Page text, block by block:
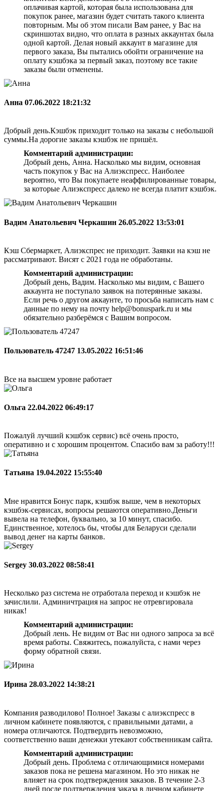
оплачивая картой, которая была использована для
покупок ранее, магазин будет считать такого клиента
повторным. Мы об этом писали Вам ранее, у Вас на
скриншотах видно, что оплата в разных аккаунтах была
одной картой. Делая новый аккаунт в магазине для
первого заказа, Вы пытались обойти ограничение на
оплату кэшбэка за первый заказ, поэтому все такие
заказы были отменены.
Анна 07.06.2022 18:21:32
Добрый день.Кэшбэк приходит только на заказы с небольшой
суммы.На дорогие заказы кэшбэк не пришёл.
Комментарий администрации:
Добрый день, Анна. Насколько мы видим, основная
часть покупок у Вас на Алиэкспресс. Наиболее
вероятно, что Вы покупаете неаффилированные товары,
за которые Алиэкспресс далеко не всегда платит кэшбэк.
Вадим Анатольевич Черкашин 26.05.2022 13:53:01
Кэш Сбермаркет, Алиэкспрес не приходит. Заявки на кэш не
рассматривают. Висят с 2021 года не обработаны.
Комментарий администрации:
Добрый день, Вадим. Насколько мы видим, с Вашего
аккаунта не поступало заявок на потерянные заказы.
Если речь о другом аккаунте, то просьба написать нам с
данные по нему на почту help@bonuspark.ru и мы
обязательно разберёмся с Вашим вопросом.
Пользователь 47247 13.05.2022 16:51:46
Все на высшем уровне работает
Ольга 22.04.2022 06:49:17
Пожалуй лучший кэшбэк сервис) всё очень просто,
оперативно и с хорошим процентом. Спасибо вам за работу!!!
Татьяна 19.04.2022 15:55:40
Мне нравится Бонус парк, кэшбэк выше, чем в некоторых
кэшбэк-сервисах, вопросы решаются оперативно.Деньги
вывела на телефон, буквально, за 10 минут, спасибо.
Единственное, хотелось бы, чтобы для Беларуси сделали
вывод денег на карты банков.
Sergey 30.03.2022 08:58:41
Несколько раз система не отработала переход и кэшбэк не
зачислили. Админичтрация на запрос не отревгировала
никак!
Комментарий администрации:
Добрый лень. Не видим от Вас ни одного запроса за всё
время работы. Свяжитесь, пожалуйста, с нами через
форму обратной связи.
Ирина 28.03.2022 14:38:21
Компания разводилово! Полное! Заказы с алиэкспресс в
личном кабинете появляются, с правильными датами, а
номера отличаются. Подтвердить невозможно,
соответственно ваши денежки утекают собственникам сайта.
Комментарий администрации:
Добрый день. Проблема с отличающимися номерами
заказов пока не решена магазином. Но это никак не
влияет на срок подтверждения заказов. В течение 2-3
дней после подтверждения заказа в личном кабинете